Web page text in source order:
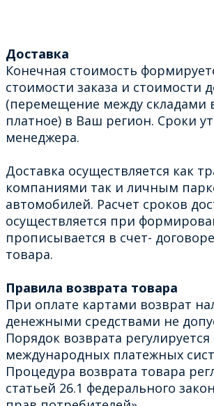
Доставка
Конечная стоимость
стоимости заказа и стоимости
(перемещение между складами
платное) в Ваш регион. Сроки
менеджера.
Доставка осуществляется как
компаниями так и личным
автомобилей. Расчет сроков
осуществляется при
прописывается в счет-
товара.
Правила возврата товара
При оплате картами возврат
денежными средствами не
Порядок возврата
международных платежных
Процедура возврата товара
статьей 26.1 федерального